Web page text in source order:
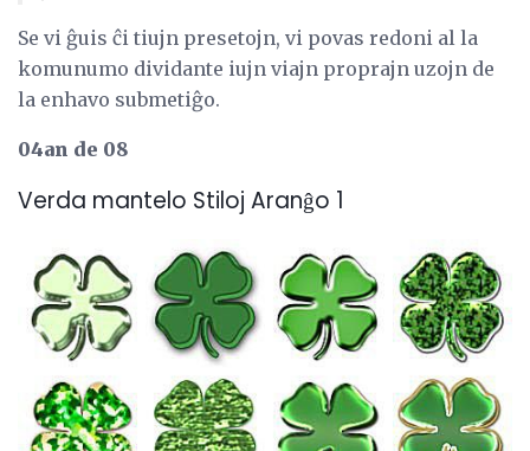
Se vi ĝuis ĉi tiujn presetojn, vi povas redoni al la
komunumo dividante iujn viajn proprajn uzojn de
la enhavo submetiĝo.
04an de 08
Verda mantelo Stiloj Aranĝo 1